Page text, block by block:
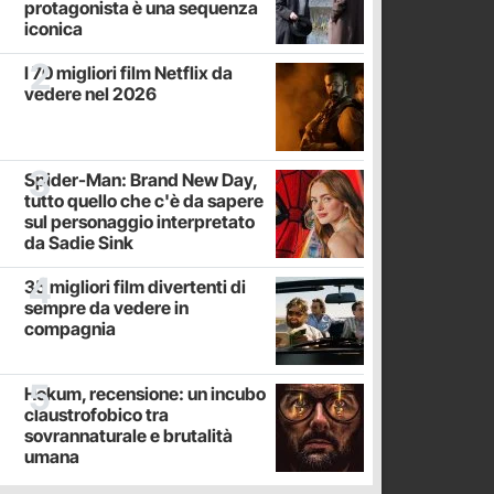
protagonista è una sequenza
iconica
I 70 migliori film Netflix da
vedere nel 2026
Spider-Man: Brand New Day,
tutto quello che c'è da sapere
sul personaggio interpretato
da Sadie Sink
35 migliori film divertenti di
sempre da vedere in
compagnia
Hokum, recensione: un incubo
claustrofobico tra
sovrannaturale e brutalità
umana